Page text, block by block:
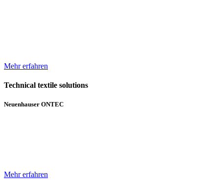
Mehr erfahren
Technical textile solutions
Neuenhauser ONTEC
Mehr erfahren